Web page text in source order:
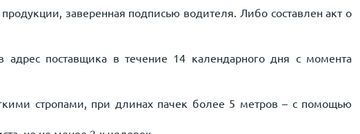
заверенная подписью водителя. Либо составлен акт о
адрес поставщика в течение 14 календарного дня с момента
стропами, при длинах пачек более 5 метров – с помощью